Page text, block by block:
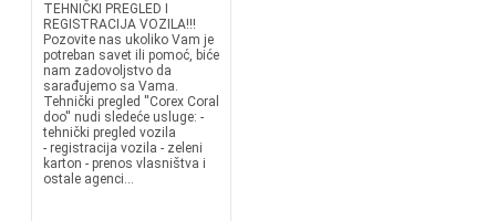
TEHNIČKI PREGLED I
REGISTRACIJA VOZILA!!!
Pozovite nas ukoliko Vam je
potreban savet ili pomoć, biće
nam zadovoljstvo da
sarađujemo sa Vama.
Tehnički pregled ''Corex Coral
doo'' nudi sledeće usluge: -
tehnički pregled vozila
- registracija vozila - zeleni
karton - prenos vlasništva i
ostale agenci...